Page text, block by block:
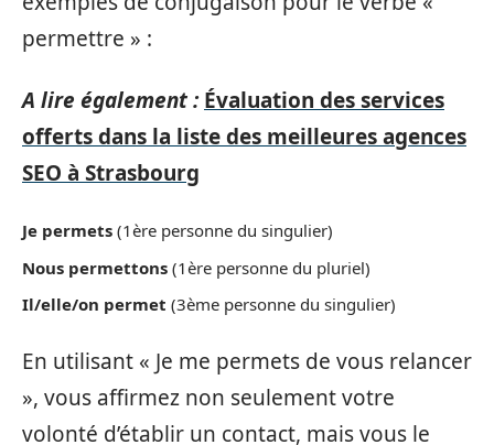
permettre » :
A lire également : Évaluation des services
offerts dans la liste des meilleures agences
SEO à Strasbourg
Je permets (1ère personne du singulier)
Nous permettons (1ère personne du pluriel)
Il/elle/on permet (3ème personne du singulier)
En utilisant « Je me permets de vous relancer
», vous affirmez non seulement votre
volonté d’établir un contact, mais vous le